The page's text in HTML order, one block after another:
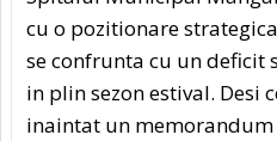
cu o pozitionare
se confrunta cu un deficit
in plin sezon estival. Desi
inaintat un memorandum